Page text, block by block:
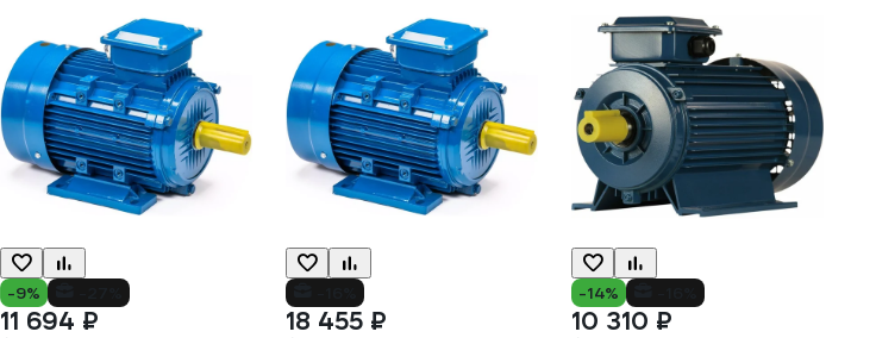
-9%
11 694 ₽ 18 455 ₽
-14%
10 310 ₽